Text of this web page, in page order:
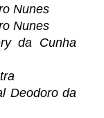
Nunes
Nunes
da Cunha
Deodoro da